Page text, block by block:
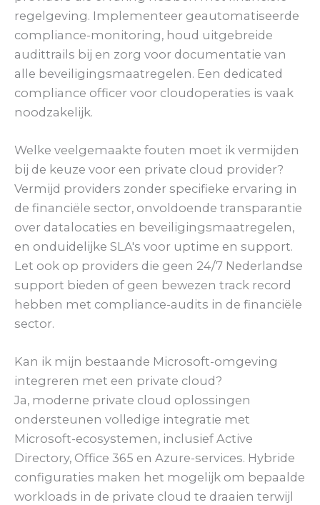
regelgeving. Implementeer geautomatiseerde
compliance-monitoring, houd uitgebreide
audittrails bij en zorg voor documentatie van
alle beveiligingsmaatregelen. Een dedicated
compliance officer voor cloudoperaties is vaak
noodzakelijk.
Welke veelgemaakte fouten moet ik vermijden
bij de keuze voor een private cloud provider?
Vermijd providers zonder specifieke ervaring in
de financiële sector, onvoldoende transparantie
over datalocaties en beveiligingsmaatregelen,
en onduidelijke SLA's voor uptime en support.
Let ook op providers die geen 24/7 Nederlandse
support bieden of geen bewezen track record
hebben met compliance-audits in de financiële
sector.
Kan ik mijn bestaande Microsoft-omgeving
integreren met een private cloud?
Ja, moderne private cloud oplossingen
ondersteunen volledige integratie met
Microsoft-ecosystemen, inclusief Active
Directory, Office 365 en Azure-services. Hybride
configuraties maken het mogelijk om bepaalde
workloads in de private cloud te draaien terwijl